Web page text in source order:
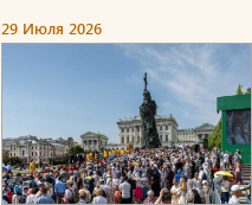
29 Июля 2026